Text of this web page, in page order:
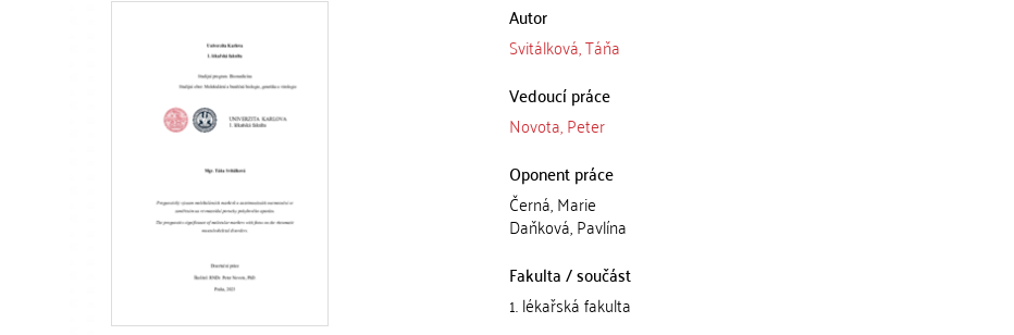
Autor
Svitálková, Táňa
Vedoucí práce
Novota, Peter
Oponent práce
Černá, Marie
Daňková, Pavlína
Fakulta / součást
1. lékařská fakulta